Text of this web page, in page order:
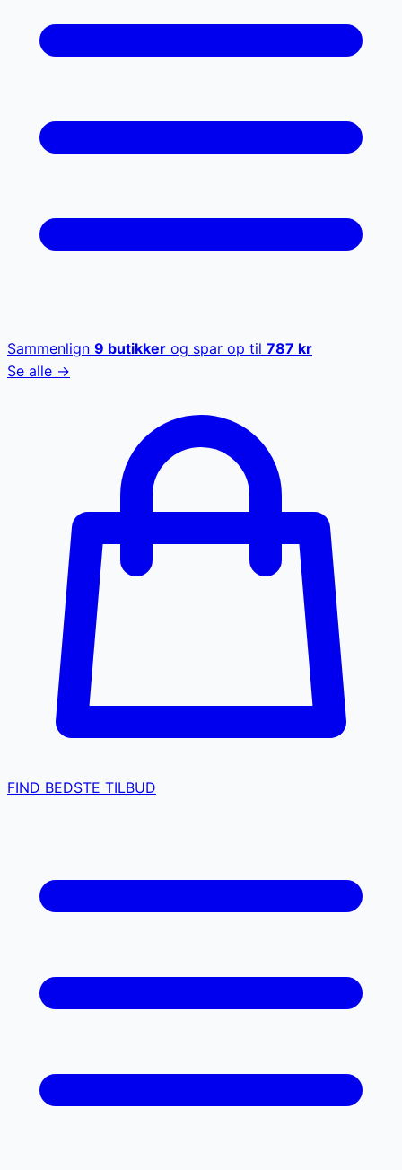
Sammenlign 9 butikker og spar op til 787 kr
Se alle →
FIND BEDSTE TILBUD